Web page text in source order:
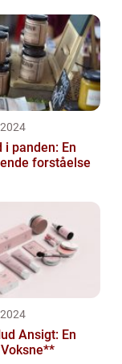
i panden: En
forståelse
Ansigt: En